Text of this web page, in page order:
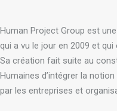
Human Project Group est
qui a vu le jour en 2009 et
Sa création fait suite au
Humaines d’intégrer la
par les entreprises et